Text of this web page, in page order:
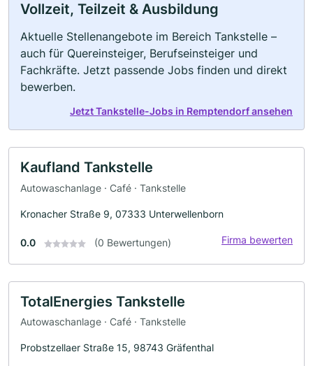
Vollzeit, Teilzeit & Ausbildung
Aktuelle Stellenangebote im Bereich Tankstelle –
auch für Quereinsteiger, Berufseinsteiger und
Fachkräfte. Jetzt passende Jobs finden und direkt
bewerben.
Jetzt Tankstelle-Jobs in Remptendorf ansehen
Kaufland Tankstelle
Autowaschanlage · Café · Tankstelle
Kronacher Straße 9, 07333 Unterwellenborn
0.0 (0 Bewertungen) Firma bewerten
TotalEnergies Tankstelle
Autowaschanlage · Café · Tankstelle
Probstzellaer Straße 15, 98743 Gräfenthal